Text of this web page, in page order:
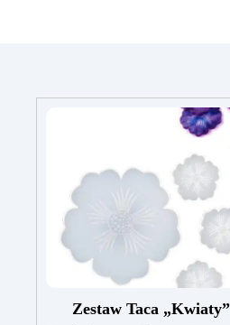
Zestaw Taca